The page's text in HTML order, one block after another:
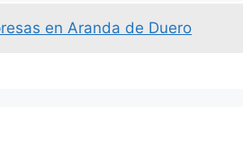
en Aranda de Duero